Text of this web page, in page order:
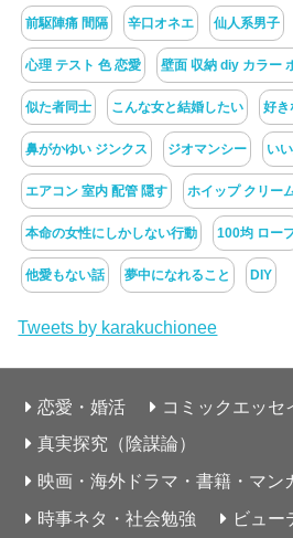
前駆陣痛 間隔 辛口オネエ 仙人系男子
心理 テスト 色 恋愛 壁面 収納 diy カラー
似た者同士 こんな女と結婚したい 好き
鼻がかゆい ジンクス ジオマンシー い
エアコン 室内 配管 隠す ホイップ クリー
本命の女性にしかしない行動 100均 ロー
他愛もない話 夢中になれること DIY
Tweets by karakuchionee
恋愛・婚活 コミックエッセ
真実探究（陰謀論）
映画・海外ドラマ・書籍・マン
時事ネタ・社会勉強
ビュー